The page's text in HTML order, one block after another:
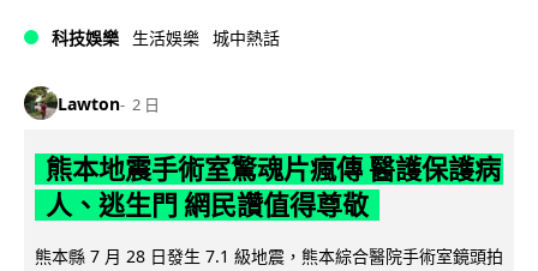
科技娛樂 生活娛樂 城中熱話
Lawton 2 日
熊本地震手術室驚魂片瘋傳 醫護保護病
人、逃生門 網民讚值得尊敬
熊本縣 7 月 28 日發生 7.1 級地震，熊本綜合醫院手術室鏡頭拍